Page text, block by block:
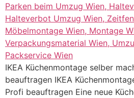
IKEA Küchenmontage selber
beauftragen IKEA
Profi beauftragen Eine neue